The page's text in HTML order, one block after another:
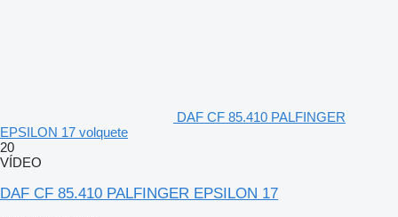
DAF CF 85.410 PALFINGER
EPSILON 17 volquete
20
VÍDEO
DAF CF 85.410 PALFINGER EPSILON 17